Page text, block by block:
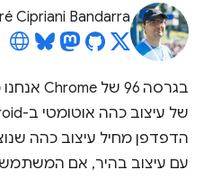
Cipriani Bandarra
בגרסה 96 של Chrome אנחנו משיקים
הדפדפן מחיל עיצוב כהה
עם עיצוב בהיר, אם